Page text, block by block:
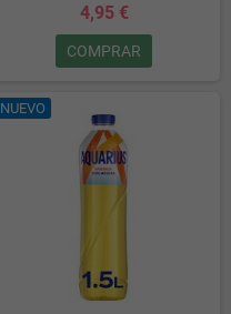
4,95 €
COMPRAR
NUEVO